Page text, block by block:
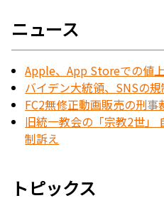
ニュース
Apple、App Storeでの値
バイデン大統領、SNSの
FC2無修正動画販売の刑
旧統一教会の「宗教2世」
制訴え
トピックス